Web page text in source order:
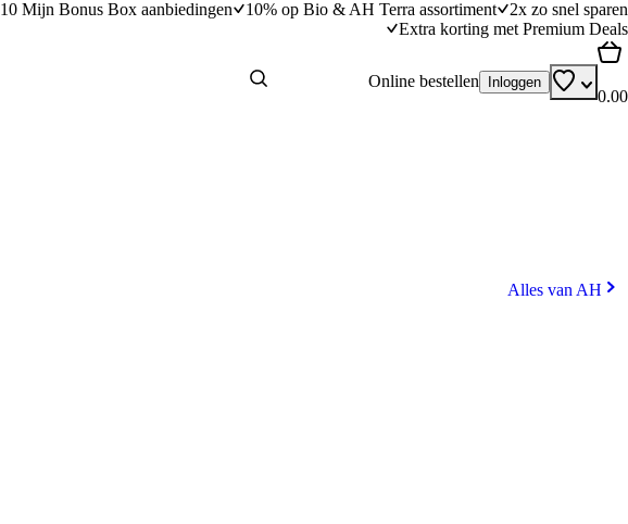
10 Mijn Bonus Box aanbiedingen 10% op Bio & AH Terra assortiment
2x zo snel sparen
Extra korting met Premium Deals
Online bestellen Inloggen
0.00
Alles van AH